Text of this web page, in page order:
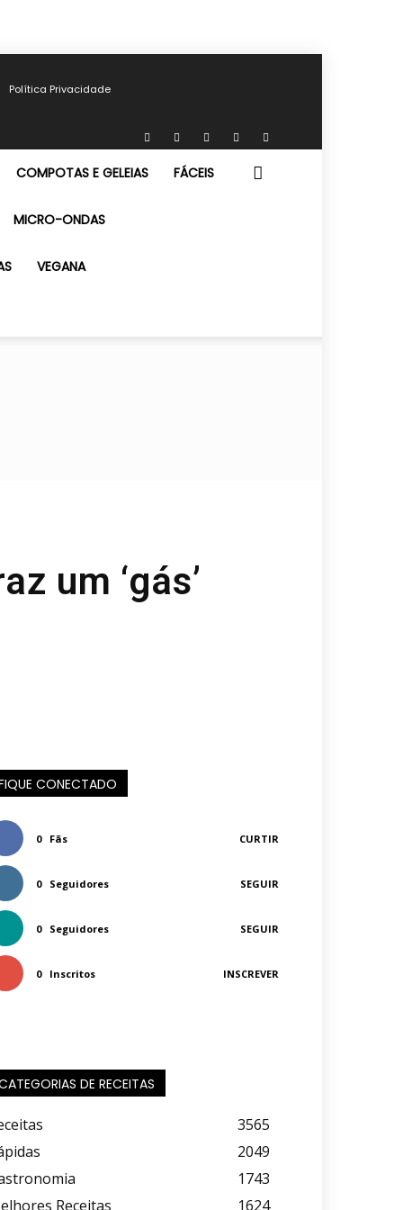
Política Privacidade
COMPOTAS E GELEIAS FÁCEIS
MICRO-ONDAS
VEGANA
um ‘gás’
CONECTADO
0 Fãs CURTIR
0 Seguidores SEGUIR
0 Seguidores SEGUIR
0 Inscritos INSCREVER
DE RECEITAS
3565
2049
1743
Receitas
1624